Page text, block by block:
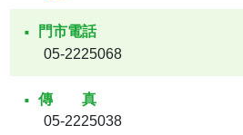
門市電話
05-2225068
傳真
05-2225038